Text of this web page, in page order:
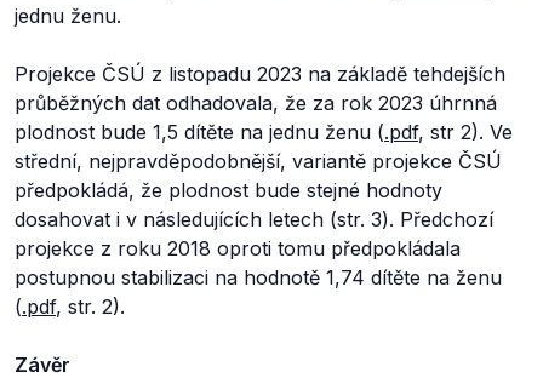
jednu ženu.
Projekce ČSÚ z listopadu 2023 na základě tehdejších
průběžných dat odhadovala, že za rok 2023 úhrnná
plodnost bude 1,5 dítěte na jednu ženu (.pdf, str 2). Ve
střední, nejpravděpodobnější, variantě projekce ČSÚ
předpokládá, že plodnost bude stejné hodnoty
dosahovat i v následujících letech (str. 3). Předchozí
projekce z roku 2018 oproti tomu předpokládala
postupnou stabilizaci na hodnotě 1,74 dítěte na ženu
(.pdf, str. 2).
Závěr